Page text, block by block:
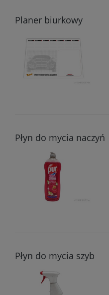
Planer biurkowy
Płyn do mycia naczyń
Płyn do mycia szyb